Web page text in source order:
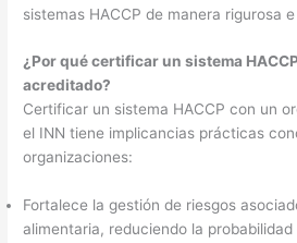
sistemas HACCP de manera rigurosa
¿Por qué certificar un sistema
acreditado?
Certificar un sistema HACCP con un
el INN tiene implicancias prácticas
organizaciones:
Fortalece la gestión de riesgos
alimentaria, reduciendo la